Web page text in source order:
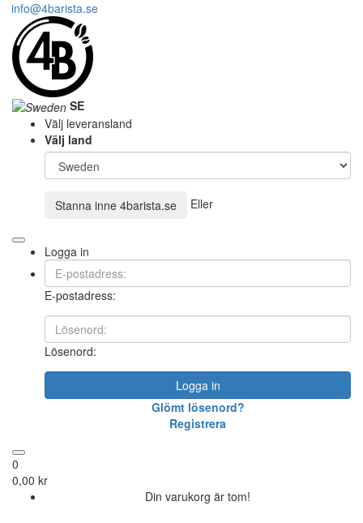
info@4barista.se
SE
Välj leveransland
Välj land
Stanna inne 4barista.se Eller
Logga in
E-postadress:
Lösenord:
Logga in
Glömt lösenord?
Registrera
0
0,00 kr
Din varukorg är tom!